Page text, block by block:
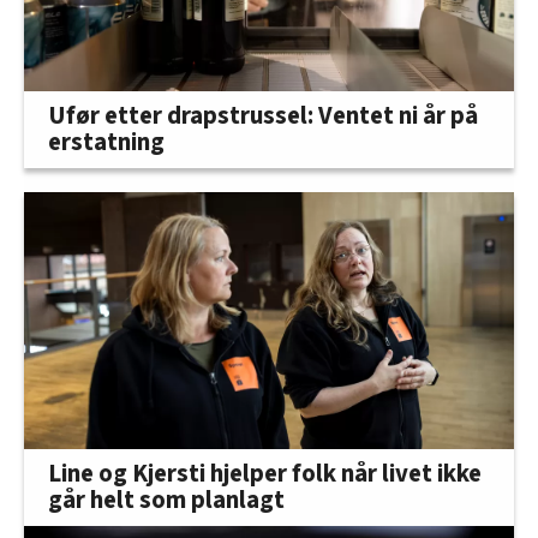
Ufør etter drapstrussel: Ventet ni år på
erstatning
Line og Kjersti hjelper folk når livet ikke
går helt som planlagt